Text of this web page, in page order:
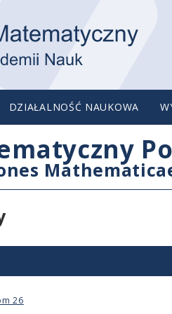
DZIAŁALNOŚĆ NAUKOWA
26